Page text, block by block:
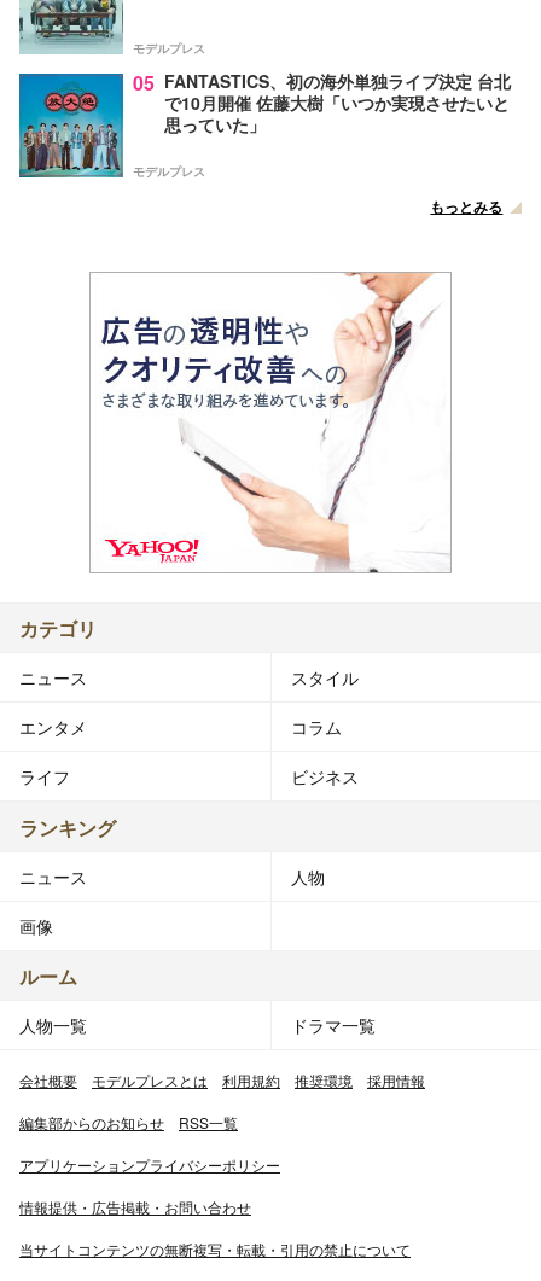
モデルプレス
05 FANTASTICS、初の海外単独ライブ決定 台北
で10月開催 佐藤大樹「いつか実現させたいと
思っていた」
モデルプレス
もっとみる
カテゴリ
ニュース スタイル
エンタメ コラム
ライフ ビジネス
ランキング
ニュース 人物
画像
ルーム
人物一覧 ドラマ一覧
会社概要 モデルプレスとは 利用規約 推奨環境 採用情報
編集部からのお知らせ RSS一覧
アプリケーションプライバシーポリシー
情報提供・広告掲載・お問い合わせ
当サイトコンテンツの無断複写・転載・引用の禁止について